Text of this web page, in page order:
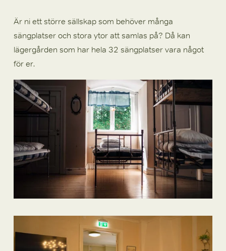
Är ni ett större sällskap som behöver många
sängplatser och stora ytor att samlas på? Då kan
lägergården som har hela 32 sängplatser vara något
för er.